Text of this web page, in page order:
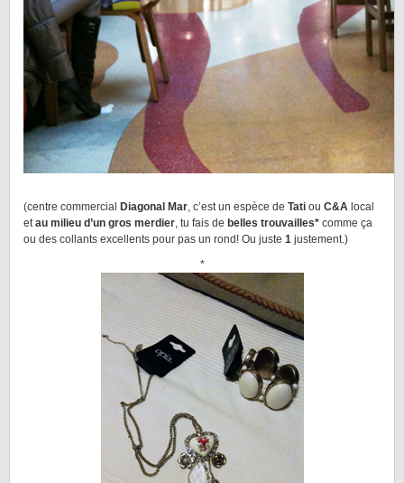
(centre commercial Diagonal Mar, c’est un espèce de Tati ou C&A local
etau milieu d’un gros merdier, tu fais de belles trouvailles* comme ça
ou des collants excellents pour pas un rond! Ou juste 1 justement.)
*